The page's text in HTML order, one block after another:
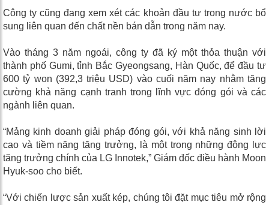
Công ty cũng đang xem xét các khoản đầu tư trong nước bổ
sung liên quan đến chất nền bán dẫn trong năm nay.
Vào tháng 3 năm ngoái, công ty đã ký một thỏa thuận với
thành phố Gumi, tỉnh Bắc Gyeongsang, Hàn Quốc, để đầu tư
600 tỷ won (392,3 triệu USD) vào cuối năm nay nhằm tăng
cường khả năng cạnh tranh trong lĩnh vực đóng gói và các
ngành liên quan.
“Mảng kinh doanh giải pháp đóng gói, với khả năng sinh lời
cao và tiềm năng tăng trưởng, là một trong những động lực
tăng trưởng chính của LG Innotek,” Giám đốc điều hành Moon
Hyuk-soo cho biết.
“Với chiến lược sản xuất kép, chúng tôi đặt mục tiêu mở rộng